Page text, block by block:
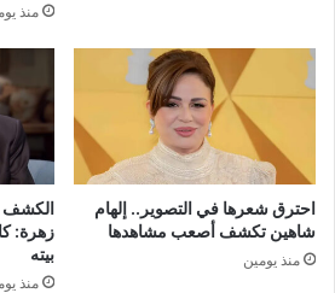
منذ
احترق شعرها في التصوير.. إلهام
شاهين تكشف أصعب مشاهدها
منذ يومين
الكشف
زهرة:
بيته
منذ